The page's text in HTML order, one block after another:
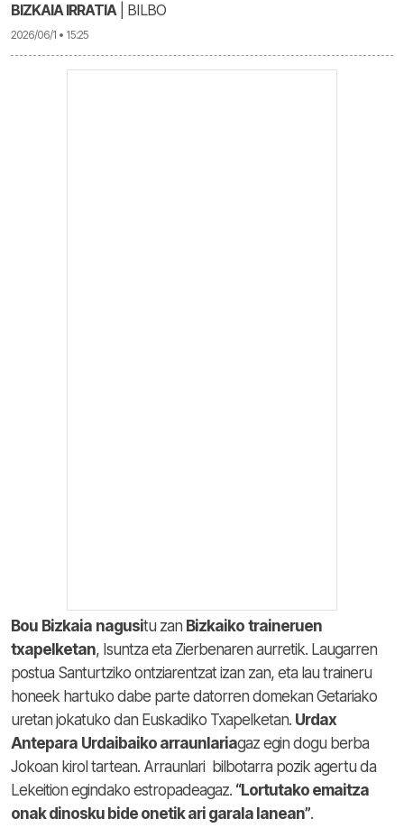
BIZKAIA IRRATIA| BILBO
2026/06/1 • 15:25
Bou Bizkaia nagusitu zan Bizkaiko traineruen
txapelketan, Isuntza eta Zierbenaren aurretik. Laugarren
postua Santurtziko ontziarentzat izan zan, eta lau traineru
honeek hartuko dabe parte datorren domekan Getariako
uretan jokatuko dan Euskadiko Txapelketan. Urdax
Antepara Urdaibaiko arraunlariagaz egin dogu berba
Jokoan kirol tartean. Arraunlari bilbotarra pozik agertu da
Lekeition egindako estropadeagaz. “Lortutako emaitza
onak dinosku bide onetik ari garala lanean”.